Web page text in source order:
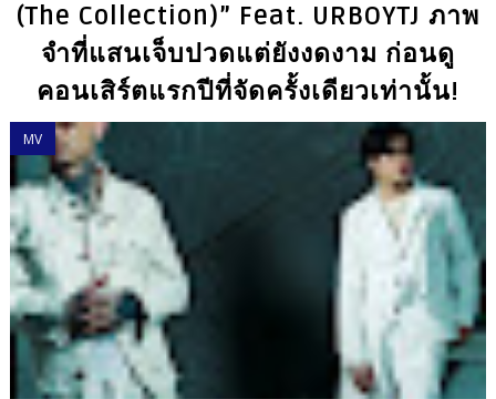
(The Collection)” Feat. URBOYTJ ภาพ
จำที่แสนเจ็บปวดแต่ยังงดงาม ก่อนดู
คอนเสิร์ตแรกปีที่จัดครั้งเดียวเท่านั้น!
MV